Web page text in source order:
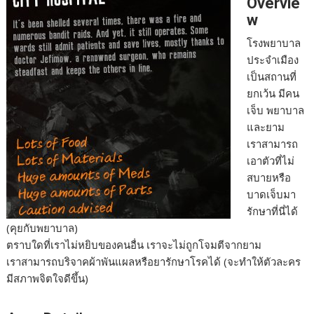
e
b
o
o
k
s
e
n
g
e
r
e
y
L
i
n
r
e
w
โรงพยาบาล
ประจำเมือง
เป็นสถานที่
ยกเว้น มีคน
เจ็บ พยาบาล
และยาม
เราสามารถ
เอาตัวที่ไม่
สบายหรือ
บาดเจ็บมา
รักษาที่นี่ได้
(คุยกับพยาบาล)
ตราบใดที่เราไม่หยิบของคนอื่น เราจะไม่ถูกโจมตีจากยาม
เราสามารถบริจาคผ้าพันแผลหรือยารักษาโรคได้ (จะทำให้ตัวละคร
มีสภาพจิตใจดีขึ้น)